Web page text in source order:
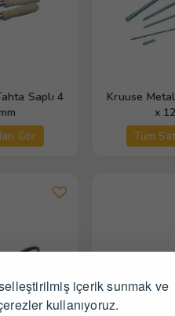
içerik sunmak ve
kullanıyoruz.
Saplı 4
Gör
Kruuse
x
Tüm